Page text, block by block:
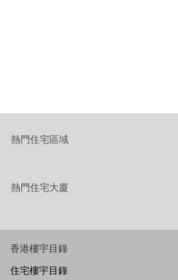
熱門住宅區域
熱門住宅大廈
香港樓宇目錄
住宅樓宇目錄